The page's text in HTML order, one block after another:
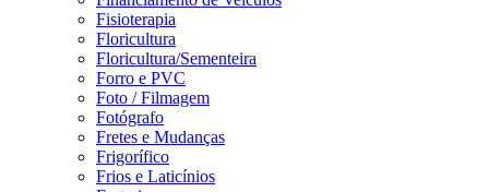
Fisioterapia
Floricultura
Floricultura/Sementeira
Forro e PVC
Foto / Filmagem
Fotógrafo
Fretes e Mudanças
Frigorífico
Frios e Laticínios